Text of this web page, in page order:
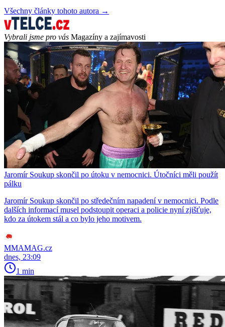
Všechny články tohoto autora →
Vybrali jsme pro vás Magazíny a zajímavosti
Jaromír Soukup skončil po útoku v nemocnici. Útočníci měli použít
pálku
Jaromír Soukup skončil po středečním napadení v nemocnici. Podle
dalších informací musel podstoupit operaci a policie nyní zjišťuje,
kdo za útokem stál a co bylo jeho motivem.
MMAMAG.cz
dnes, 23:09
1 min